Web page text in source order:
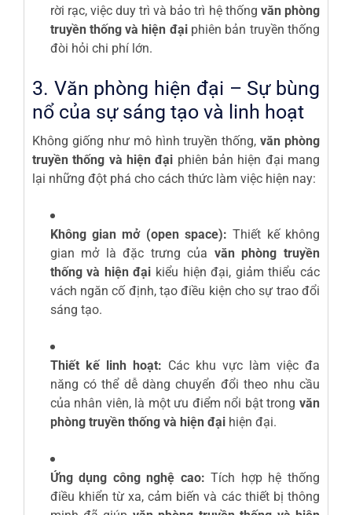
rời rạc, việc duy trì và bảo trì hệ thống văn phòng
truyền thống và hiện đạiphiên bản truyền thống
đòi hỏi chi phí lớn.
3. Văn phòng hiện đại – Sự bùng
nổ của sự sáng tạo và linh hoạt
Không giống như mô hình truyền thống,văn phòng
truyền thống và hiện đại phiên bản hiện đại mang
lại những đột phá cho cách thức làm việc hiện nay:
Không gian mở (open space): Thiết kế không
gian mở là đặc trưng của văn phòng truyền
thống và hiện đại kiểu hiện đại, giảm thiểu các
vách ngăn cố định, tạo điều kiện cho sự trao đổi
sáng tạo.
Thiết kế linh hoạt: Các khu vực làm việc đa
năng có thể dễ dàng chuyển đổi theo nhu cầu
của nhân viên, là một ưu điểm nổi bật trong văn
phòng truyền thống và hiện đạihiện đại.
Ứng dụng công nghệ cao: Tích hợp hệ thống
điều khiển từ xa, cảm biến và các thiết bị thông